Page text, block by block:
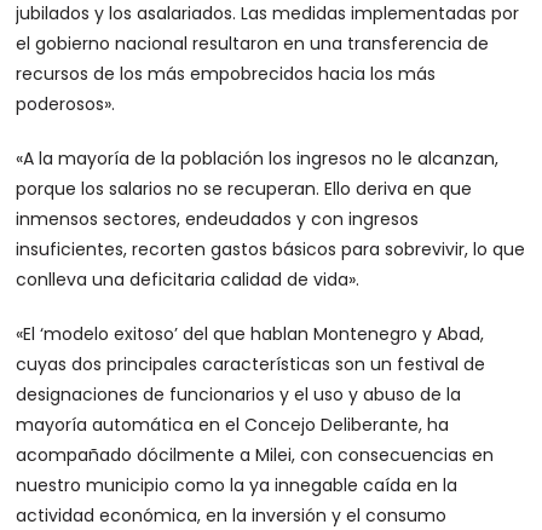
jubilados y los asalariados. Las medidas implementadas por
el gobierno nacional resultaron en una transferencia de
recursos de los más empobrecidos hacia los más
poderosos».
«A la mayoría de la población los ingresos no le alcanzan,
porque los salarios no se recuperan. Ello deriva en que
inmensos sectores, endeudados y con ingresos
insuficientes, recorten gastos básicos para sobrevivir, lo que
conlleva una deficitaria calidad de vida».
«El ‘modelo exitoso’ del que hablan Montenegro y Abad,
cuyas dos principales características son un festival de
designaciones de funcionarios y el uso y abuso de la
mayoría automática en el Concejo Deliberante, ha
acompañado dócilmente a Milei, con consecuencias en
nuestro municipio como la ya innegable caída en la
actividad económica, en la inversión y el consumo